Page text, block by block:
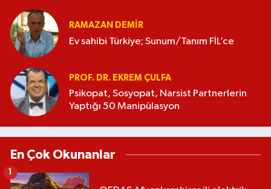
RAMAZAN DEMİR
Ev sahibi Türkiye; Sunum/Tanım FİL’ce
PROF. DR. EKREM ÇULFA
Psikopat, Sosyopat, Narsist Partnerlerin
Yaptığı 50 Manipülasyon
En Çok Okunanlar
1